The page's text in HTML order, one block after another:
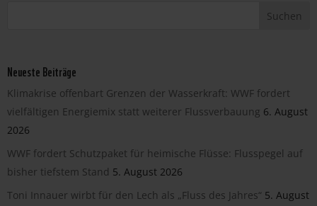
Neueste Beiträge
Klimakrise offenbart Grenzen der Wasserkraft: WWF fordert
vielfältigen Energiemix statt weiterer Flussverbauung 6. August
2026
WWF fordert Schutzpaket für heimische Flüsse: Flusspegel auf
bisher tiefstem Stand 5. August 2026
Toni Innauer wirbt für den Lech als „Fluss des Jahres“ 5. August